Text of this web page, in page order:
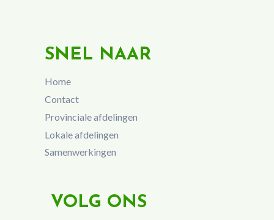
SNEL NAAR
Home
Contact
Provinciale afdelingen
Lokale afdelingen
Samenwerkingen
VOLG ONS